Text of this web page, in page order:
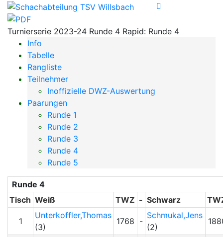
Turnierserie 2023-24 Runde 4 Rapid: Runde 4
Info
Tabelle
Rangliste
Teilnehmer
Inoffizielle DWZ-Auswertung
Paarungen
Runde 1
Runde 2
Runde 3
Runde 4
Runde 5
Runde 4
Tisch Weiß TWZ - Schwarz
1
Unterkoffler,Thomas
(3)
1768 -
Schmukal,Jens
(2)